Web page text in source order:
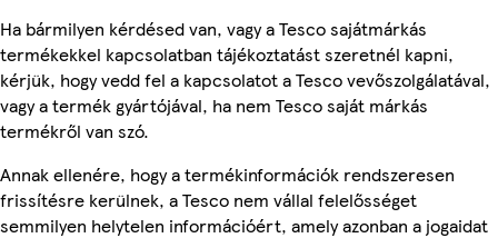
Ha bármilyen kérdésed van, vagy a Tesco sajátmárkás
termékekkel kapcsolatban tájékoztatást szeretnél kapni,
kérjük, hogy vedd fel a kapcsolatot a Tesco vevőszolgálatával,
vagy a termék gyártójával, ha nem Tesco saját márkás
termékről van szó.
Annak ellenére, hogy a termékinformációk rendszeresen
frissítésre kerülnek, a Tesco nem vállal felelősséget
semmilyen helytelen információért, amely azonban a jogaidat